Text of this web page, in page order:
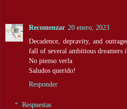
Recomenzar 20 enero, 2023
Decadence, depravity, and
fall of several ambitious dreamers
No pienso verla
Saludos querido!
Responder
Respuestas